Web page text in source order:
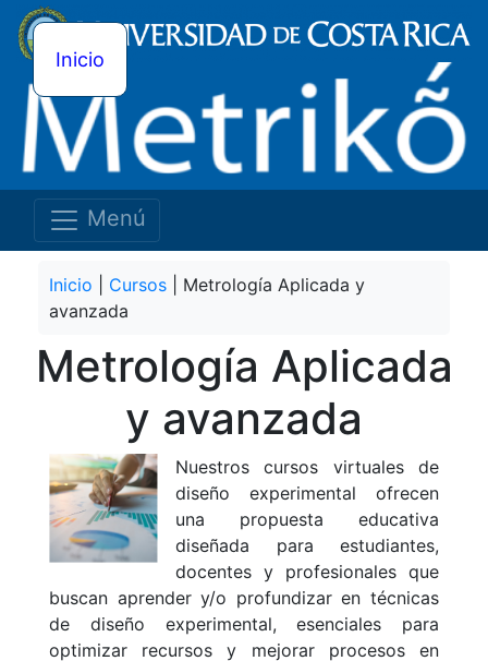
Inicio
Menú
Inicio Cursos | Metrología Aplicada y
avanzada
Metrología Aplicada
y avanzada
Nuestros cursos virtuales de
diseño experimental ofrecen
una propuesta educativa
diseñada para estudiantes,
docentes y profesionales que
buscan aprender y/o profundizar en técnicas
de diseño experimental, esenciales para
optimizar recursos y mejorar procesos en